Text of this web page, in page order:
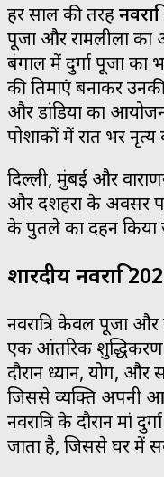
हर साल की तरह
पूजा और रामलीला का
बंगाल में दुर्गा पूजा का
की प्रतिमाएं बनाकर
और डांडिया का
पोशाकों में रात भर
दिल्ली, मुंबई और
और दशहरा के अवसर
के पुतले का दहन किया
शारदीय नवरात्रि
नवरात्रि केवल पूजा
एक आंतरिक शुद्धिकरण
दौरान ध्यान, योग, और
जिससे व्यक्ति अपनी
नवरात्रि के दौरान मां
जाता है, जिससे घर में